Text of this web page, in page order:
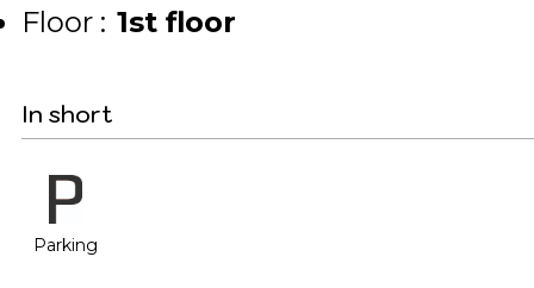
Floor : 1st floor
In short
Parking